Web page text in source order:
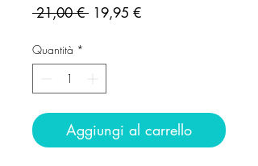
21,00 € Prezzo
19,95 €Prezzo
Quantità *
Aggiungi al carrello